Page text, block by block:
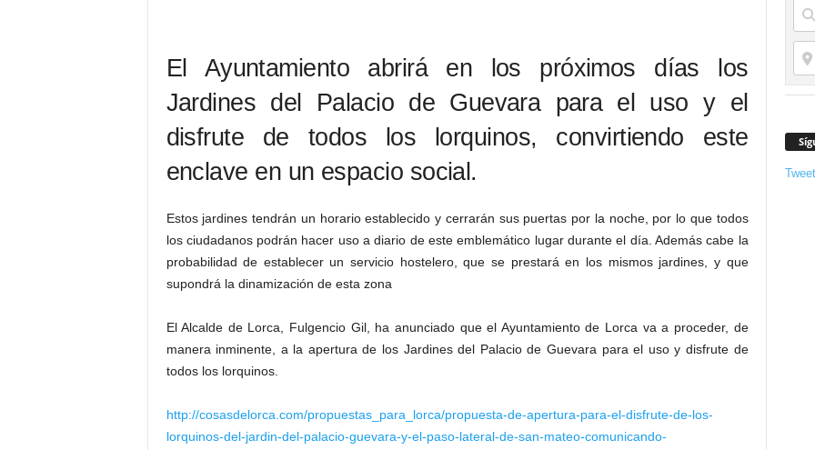
El Ayuntamiento abrirá en los próximos días los
Jardines del Palacio de Guevara para el uso y el
disfrute de todos los lorquinos, convirtiendo este
enclave en un espacio social.
Estos jardines tendrán un horario establecido y cerrarán sus puertas por la noche, por lo que todos
los ciudadanos podrán hacer uso a diario de este emblemático lugar durante el día. Además cabe la
probabilidad de establecer un servicio hostelero, que se prestará en los mismos jardines, y que
supondrá la dinamización de esta zona
El Alcalde de Lorca, Fulgencio Gil, ha anunciado que el Ayuntamiento de Lorca va a proceder, de
manera inminente, a la apertura de los Jardines del Palacio de Guevara para el uso y disfrute de
todos los lorquinos.
http://cosasdelorca.com/propuestas_para_lorca/propuesta-de-apertura-para-el-disfrute-de-los-
lorquinos-del-jardin-del-palacio-guevara-y-el-paso-lateral-de-san-mateo-comunicando-